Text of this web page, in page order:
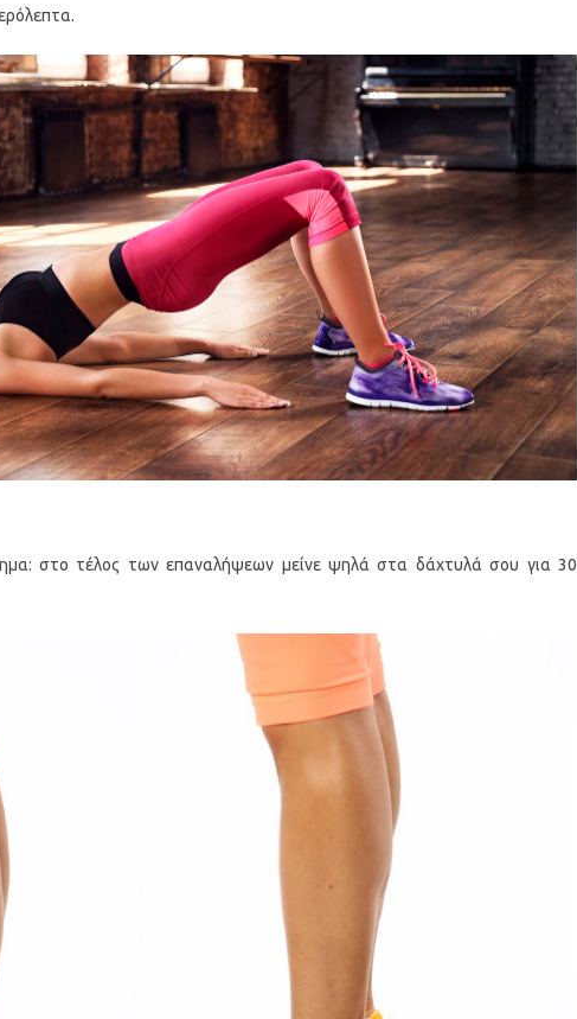
στο τέλος των επαναλήψεων μείνε ψηλά στα δάχτυλά σου για 30